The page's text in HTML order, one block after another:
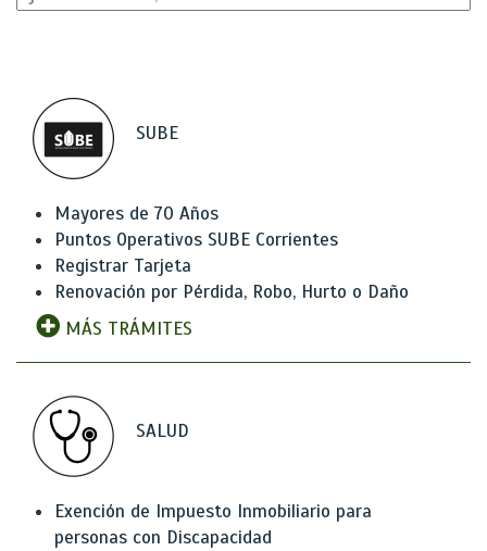
SUBE
Mayores de 70 Años
Puntos Operativos SUBE Corrientes
Registrar Tarjeta
Renovación por Pérdida, Robo, Hurto o Daño
MÁS TRÁMITES
SALUD
Exención de Impuesto Inmobiliario para
personas con Discapacidad